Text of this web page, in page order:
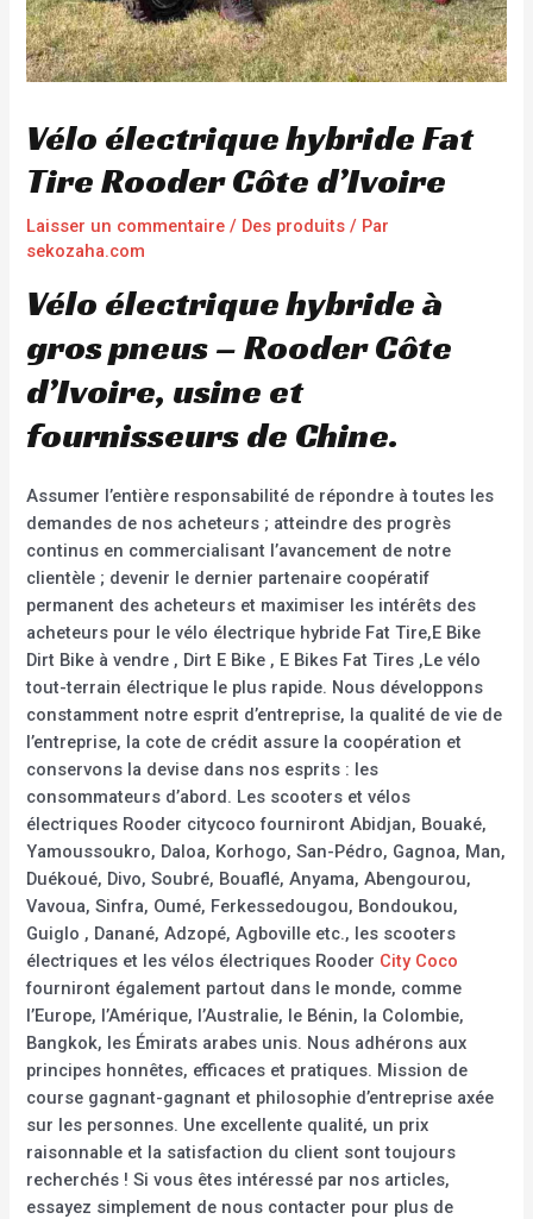
Vélo électrique hybride Fat
Tire Rooder Côte d’Ivoire
Laisser un commentaire / Des produits / Par
sekozaha.com
Vélo électrique hybride à
gros pneus – Rooder Côte
d’Ivoire, usine et
fournisseurs de Chine.
Assumer l’entière responsabilité de répondre à toutes les
demandes de nos acheteurs ; atteindre des progrès
continus en commercialisant l’avancement de notre
clientèle ; devenir le dernier partenaire coopératif
permanent des acheteurs et maximiser les intérêts des
acheteurs pour le vélo électrique hybride Fat Tire,E Bike
Dirt Bike à vendre , Dirt E Bike , E Bikes Fat Tires ,Le vélo
tout-terrain électrique le plus rapide. Nous développons
constamment notre esprit d’entreprise, la qualité de vie de
l’entreprise, la cote de crédit assure la coopération et
conservons la devise dans nos esprits : les
consommateurs d’abord. Les scooters et vélos
électriques Rooder citycoco fourniront Abidjan, Bouaké,
Yamoussoukro, Daloa, Korhogo, San-Pédro, Gagnoa, Man,
Duékoué, Divo, Soubré, Bouaflé, Anyama, Abengourou,
Vavoua, Sinfra, Oumé, Ferkessedougou, Bondoukou,
Guiglo , Danané, Adzopé, Agboville etc., les scooters
électriques et les vélos électriques Rooder City Coco
fourniront également partout dans le monde, comme
l’Europe, l’Amérique, l’Australie, le Bénin, la Colombie,
Bangkok, les Émirats arabes unis. Nous adhérons aux
principes honnêtes, efficaces et pratiques. Mission de
course gagnant-gagnant et philosophie d’entreprise axée
sur les personnes. Une excellente qualité, un prix
raisonnable et la satisfaction du client sont toujours
recherchés ! Si vous êtes intéressé par nos articles,
essayez simplement de nous contacter pour plus de